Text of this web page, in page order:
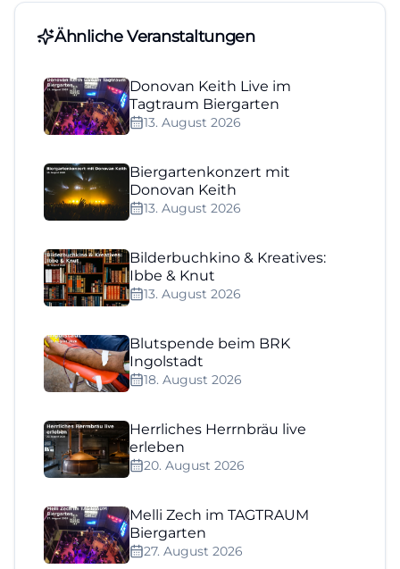
Ähnliche Veranstaltungen
Donovan Keith Live im
Tagtraum Biergarten
13. August 2026
Biergartenkonzert mit
Donovan Keith
13. August 2026
Bilderbuchkino & Kreatives:
Ibbe & Knut
13. August 2026
Blutspende beim BRK
Ingolstadt
18. August 2026
Herrliches Herrnbräu live
erleben
20. August 2026
Melli Zech im TAGTRAUM
Biergarten
27. August 2026